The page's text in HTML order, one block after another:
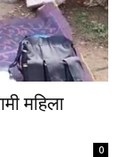
महिला
0